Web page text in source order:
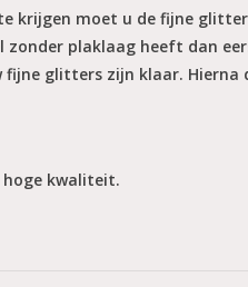
krijgen moet u de fijne
zonder plaklaag heeft dan
fijne glitters zijn klaar. Hierna
hoge kwaliteit.